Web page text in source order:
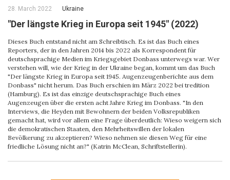
28. March 2022 Ukraine
"Der längste Krieg in Europa seit 1945" (2022)
Dieses Buch entstand nicht am Schreibtisch. Es ist das Buch eines
Reporters, der in den Jahren 2014 bis 2022 als Korrespondent für
deutschsprachige Medien im Kriegsgebiet Donbass unterwegs war. Wer
verstehen will, wie der Krieg in der Ukraine began, kommt um das Buch
"Der längste Krieg in Europa seit 1945. Augenzeugenberichte aus dem
Donbass" nicht herum. Das Buch erschien im März 2022 bei tredition
(Hamburg). Es ist das einzige deutschsprachige Buch eines
Augenzeugen über die ersten acht Jahre Krieg im Donbass. "In den
Interviews, die Heyden mit Bewohnern der beiden Volksrepubliken
gemacht hat, wird vor allem eine Frage überdeutlich: Wieso weigern sich
die demokratischen Staaten, den Mehrheitswillen der lokalen
Bevölkerung zu akzeptieren? Wieso nehmen sie diesen Weg für eine
friedliche Lösung nicht an?" (Katrin McClean, Schriftstellerin).